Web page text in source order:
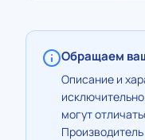
Обращаем
Описание и
могут